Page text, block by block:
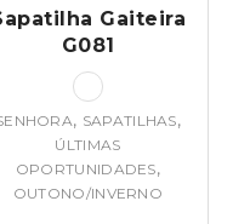
Gaiteira
G081
, SAPATILHAS,
ÚLTIMAS
OPORTUNIDADES,
OUTONO/INVERNO